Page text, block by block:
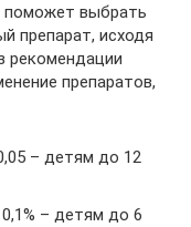
поможет выбрать
препарат, исходя
рекомендации
препаратов,
– детям до 12
– детям до 6